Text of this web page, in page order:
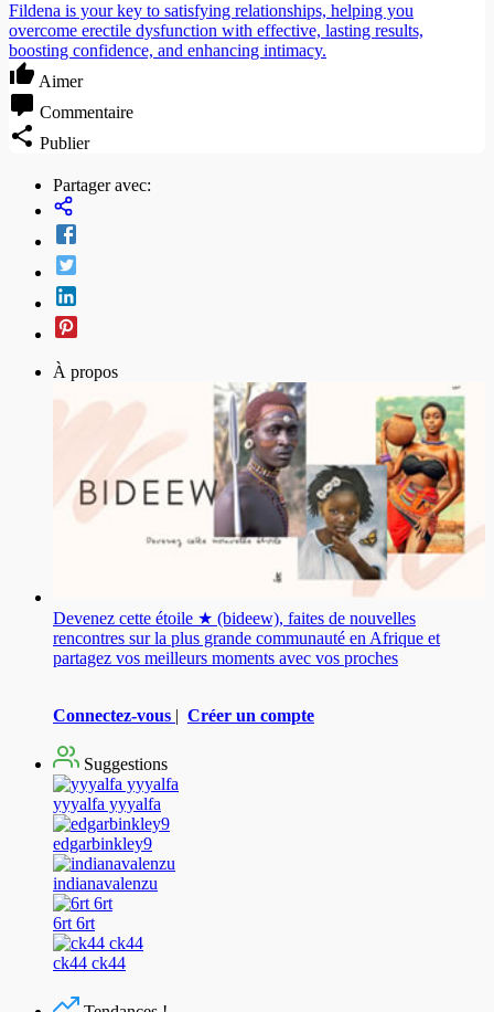
Fildena is your key to satisfying relationships, helping you
overcome erectile dysfunction with effective, lasting results,
boosting confidence, and enhancing intimacy.
Aimer
Commentaire
Publier
Partager avec:
À propos
Devenez cette étoile ★ (bideew), faites de nouvelles
rencontres sur la plus grande communauté en Afrique et
partagez vos meilleurs moments avec vos proches
Connectez-vous | Créer un compte
Suggestions
yyyalfa yyyalfa
edgarbinkley9
indianavalenzu
6rt 6rt
ck44 ck44